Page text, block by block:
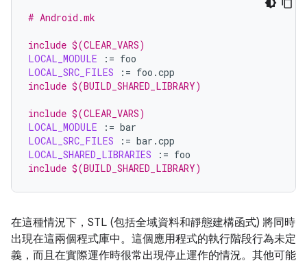
# Android.mk
include $(CLEAR_VARS)
LOCAL_MODULE
:=
LOCAL_SRC_FILES
:=
include $(BUILD_SHARED_LIBRARY)
include $(CLEAR_VARS)
LOCAL_MODULE
:=
LOCAL_SRC_FILES
:=
LOCAL_SHARED_LIBRARIES
:=
include $(BUILD_SHARED_LIBRARY)
在這種情況下，STL (包括全域資料和靜態建構函式) 將同時
出現在這兩個程式庫中。這個應用程式的執行階段行為未定
義，而且在實際運作時很常出現停止運作的情況。其他可能